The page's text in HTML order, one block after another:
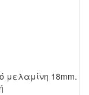
μελαμίνη 18mm.